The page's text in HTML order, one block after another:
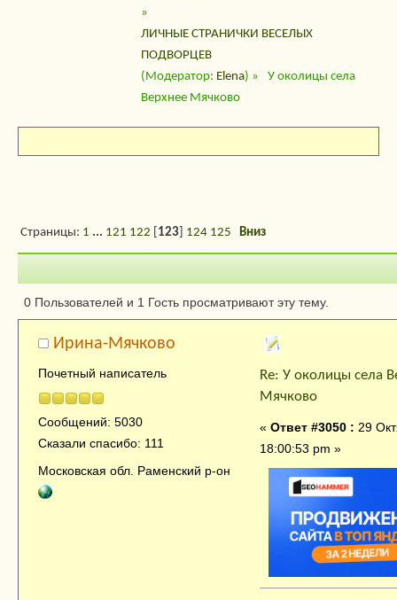
»
ЛИЧНЫЕ СТРАНИЧКИ ВЕСЕЛЫХ
ПОДВОРЦЕВ
(Модератор: Elena) »
У околицы села
Верхнее Мячково
Страницы: 1 ... 121 122 123 124 125 Вниз
Автор
Тема: У
(Прочитано 175557 раз)
0 Пользователей и 1 Гость просматривают эту тему.
Ирина-Мячково
Почетный написатель
Сообщений: 5030
Сказали спасибо: 111
Московская обл. Раменский р-он
Re: У околицы села
Мячково
« Ответ #3050 : 29
18:00:53 pm »